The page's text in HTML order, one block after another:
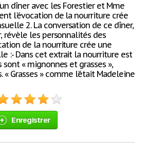
dîner avec les Forestier et Mme
l'évocation de la nourriture crée
2. La conversation de ce dîner,
révèle les personnalités des
de la nourriture crée une
:- Dans cet extrait la nourriture est
« mignonnes et grasses »,
« Grasses » comme l'était Madeleine
Enregistrer